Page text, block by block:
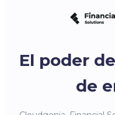
El poder
de